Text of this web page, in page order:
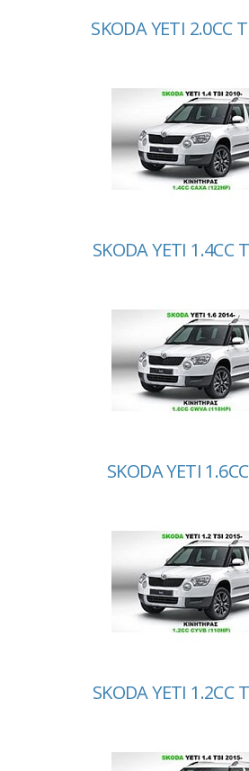
SKODA YETI 2.0CC
SKODA YETI 1.4CC
SKODA YETI
SKODA YETI 1.2CC